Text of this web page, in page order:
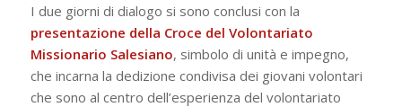
I due giorni di dialogo si sono conclusi con la
presentazione della Croce del Volontariato
Missionario Salesiano, simbolo di unità e impegno,
che incarna la dedizione condivisa dei giovani volontari
che sono al centro dell’esperienza del volontariato